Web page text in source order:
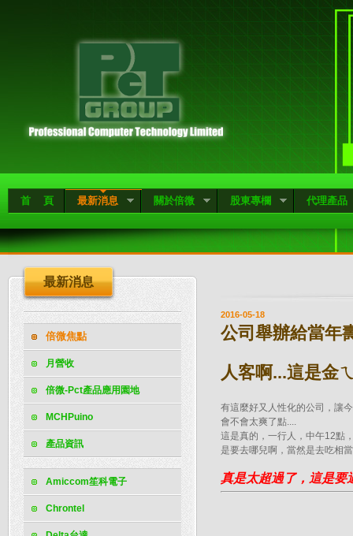
首 頁 最新消息 關於倍微 股東專欄 代理產品
最新消息
倍微焦點
月營收
倍微-Pct產品應用園地
MCHPuino
產品資訊
Amiccom笙科電子
Chrontel
2016-05-18
公司舉辦給當年
人客啊...這是金
有這麼好又人性化的公司，讓
會不會太爽了點....
這是真的，一行人，中午12點
是要去哪兒啊，當然是去吃相
真是太超過了，這是要